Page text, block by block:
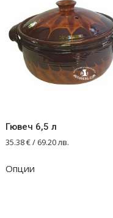
Гювеч 6,5 л
35.38€/ 69.20 лв.
Опции